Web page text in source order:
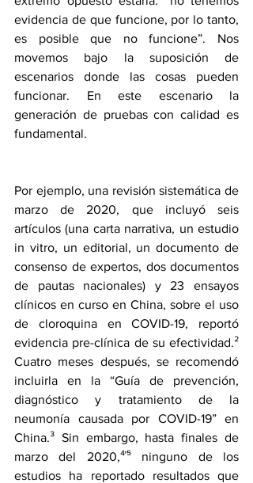
evidencia de que funcione, por lo tanto,
es posible que no funcione”. Nos
movemos bajo la suposición de
escenarios donde las cosas pueden
funcionar. En este escenario la
generación de pruebas con calidad es
fundamental.
Por ejemplo, una revisión sistemática de
marzo de 2020, que incluyó seis
artículos (una carta narrativa, un estudio
in vitro, un editorial, un documento de
consenso de expertos, dos documentos
de pautas nacionales) y 23 ensayos
clínicos en curso en China, sobre el uso
de cloroquina en COVID-19, reportó
evidencia pre-clínica de su efectividad.²
Cuatro meses después, se recomendó
incluirla en la “Guía de prevención,
diagnóstico y tratamiento de la
neumonía causada por COVID-19” en
China.³ Sin embargo, hasta finales de
marzo del 2020,⁴΄⁵ ninguno de los
estudios ha reportado resultados que